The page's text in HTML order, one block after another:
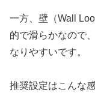
一方、壁（Wall
的で滑らかなので
なりやすいです。
推奨設定はこんな